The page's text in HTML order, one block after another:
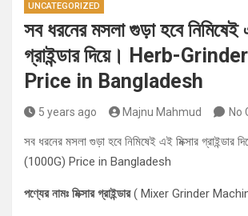
UNCATEGORIZED
সব ধরনের মসলা গুড়া হবে নিমিষেই
গ্রাইন্ডার দিয়ে। Herb-
Price in Bangladesh
5 years ago Majnu Mahmud No
সব ধরনের মসলা গুড়া হবে নিমিষেই এই মিক্সার
(1000G) Price in Bangladesh
পণ্যের নামঃ মিক্সার গ্রাইন্ডার( Mixer Grinder